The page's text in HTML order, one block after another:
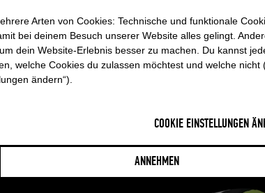
Arten von Cookies: Technische und funktionale
bei deinem Besuch unserer Website alles gelingt.
dein Website-Erlebnis besser zu machen. Du kannst
welche Cookies du zulassen möchtest und welche nicht
ändern“).
COOKIE EINSTELLUNGEN
ANNEHMEN